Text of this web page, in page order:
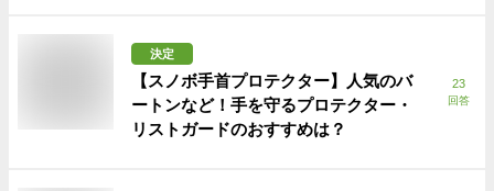
決定
【スノボ手首プロテクター】人気のバ
ートンなど！手を守るプロテクター・
リストガードのおすすめは？
23
回答